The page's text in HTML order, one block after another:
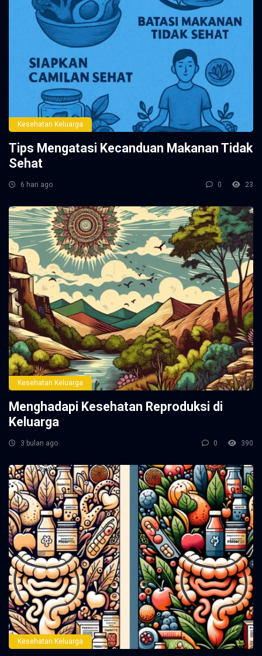
Kesehatan Keluarga
Tips Mengatasi Kecanduan Makanan Tidak
Sehat
6 hari ago 0 23
Kesehatan Keluarga
Menghadapi Kesehatan Reproduksi di
Keluarga
3 bulan ago 0 390
Kesehatan Keluarga